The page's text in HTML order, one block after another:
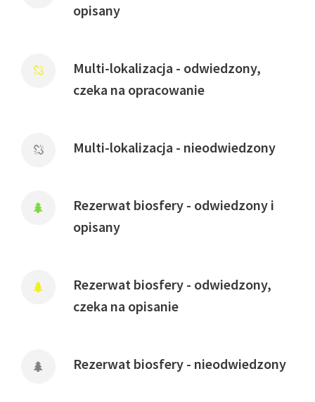
opisany
Multi-lokalizacja - odwiedzony,
czeka na opracowanie
Multi-lokalizacja - nieodwiedzony
Rezerwat biosfery - odwiedzony i
opisany
Rezerwat biosfery - odwiedzony,
czeka na opisanie
Rezerwat biosfery - nieodwiedzony